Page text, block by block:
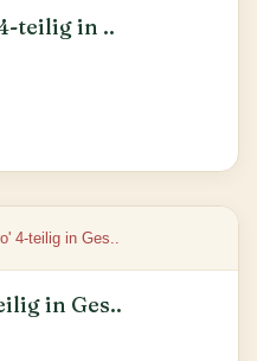
teilig in ..
in Ges..